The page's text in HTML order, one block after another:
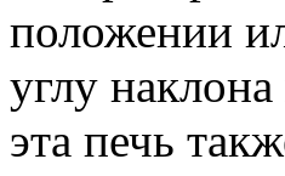
положении
углу
эта печь